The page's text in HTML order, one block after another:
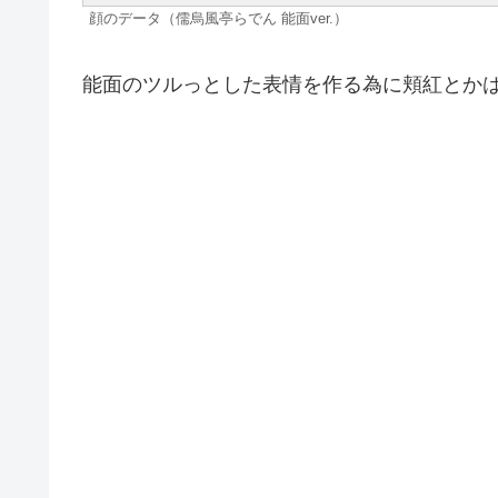
顔のデータ（儒烏風亭らでん 能面ver.）
能面のツルっとした表情を作る為に頬紅とか